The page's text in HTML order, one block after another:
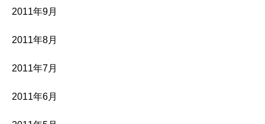
2011年9月
2011年8月
2011年7月
2011年6月